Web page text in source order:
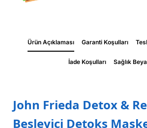
Ürün Açıklaması Garanti Koşulları
İade Koşulları Sağlık
John Frieda Detox &
Besleyici Detoks